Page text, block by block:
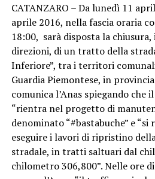
CATANZARO – Da lunedì 11
aprile 2016, nella fascia oraria
18:00, sarà disposta la
direzioni, di un tratto della
Inferiore”, tra i territori
Guardia Piemontese, in
comunica l’Anas spiegando che
“rientra nel progetto di
denominato “#bastabuche” e “si
eseguire i lavori di ripristino
stradale, in tratti saltuari dal
chilometro 306,800”. Nelle ore